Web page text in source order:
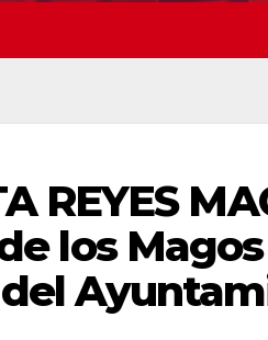
REYES
los